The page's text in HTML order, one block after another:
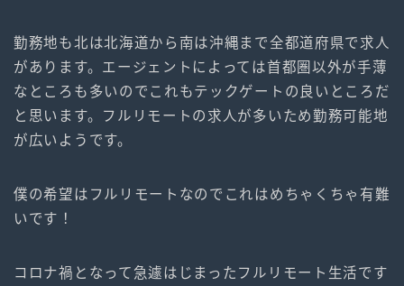
勤務地も北は北海道から南は沖縄まで全都道府県で求人
があります。エージェントによっては首都圏以外が手薄
なところも多いのでこれもテックゲートの良いところだ
と思います。フルリモートの求人が多いため勤務可能地
が広いようです。
僕の希望はフルリモートなのでこれはめちゃくちゃ有難
いです！
コロナ禍となって急遽はじまったフルリモート生活です